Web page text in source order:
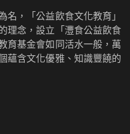
名，「公益飲食文化教育」
理念，設立「灃食公益飲食
育基金會如同活水一般，萬
蘊含文化優雅、知識豐饒的